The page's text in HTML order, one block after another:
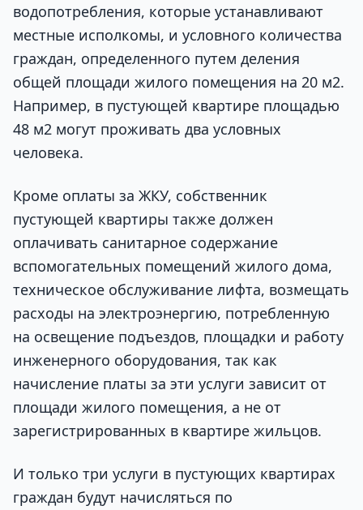
водопотребления, которые устанавливают
местные исполкомы, и условного количества
граждан, определенного путем деления
общей площади жилого помещения на 20 м2.
Например, в пустующей квартире площадью
48 м2 могут проживать два условных
человека.
Кроме оплаты за ЖКУ, собственник
пустующей квартиры также должен
оплачивать санитарное содержание
вспомогательных помещений жилого дома,
техническое обслуживание лифта, возмещать
расходы на электроэнергию, потребленную
на освещение подъездов, площадки и работу
инженерного оборудования, так как
начисление платы за эти услуги зависит от
площади жилого помещения, а не от
зарегистрированных в квартире жильцов.
И только три услуги в пустующих квартирах
граждан будут начисляться по